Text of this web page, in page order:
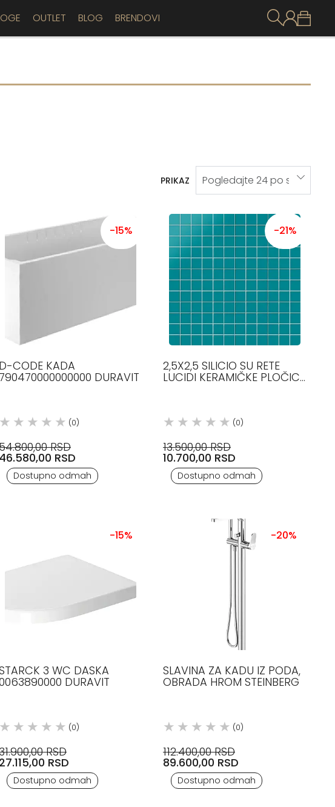
OUTLET BLOG BRENDOVI
PRIKAZ
-15%
D-CODE KADA
790470000000000 DURAVIT
(0)
RSD
46.580,00 RSD
Dostupno odmah
-21%
2,5X2,5 SILICIO SU RETE
LUCIDI KERAMIČKE PLOČICE
(0)
13.500,00 RSD
10.700,00 RSD
Dostupno odmah
-15%
3 WC DASKA
DURAVIT
(0)
RSD
27.115,00 RSD
Dostupno odmah
-20%
SLAVINA ZA KADU IZ PODA,
OBRADA HROM STEINBERG
(0)
112.400,00 RSD
89.600,00 RSD
Dostupno odmah